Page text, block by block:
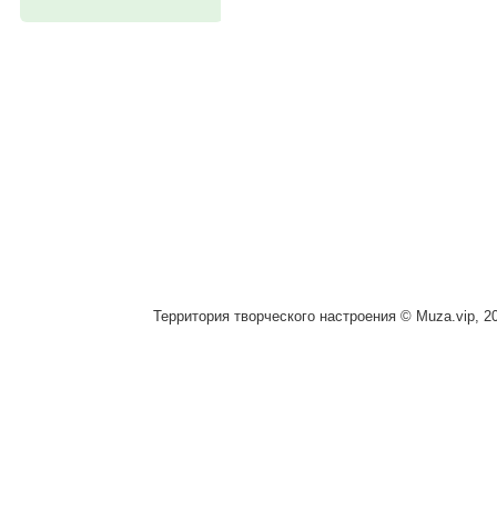
Территория творческого настроения © Muza.vip,